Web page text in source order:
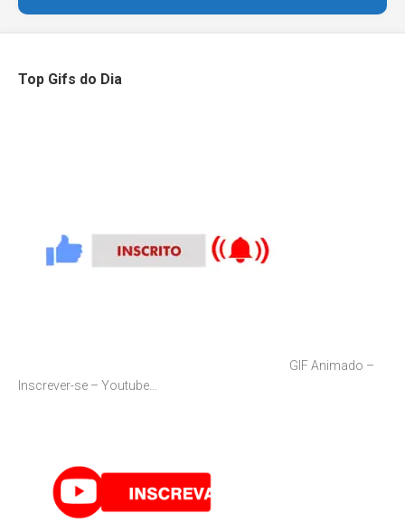
Top Gifs do Dia
GIF Animado –
Inscrever-se – Youtube…